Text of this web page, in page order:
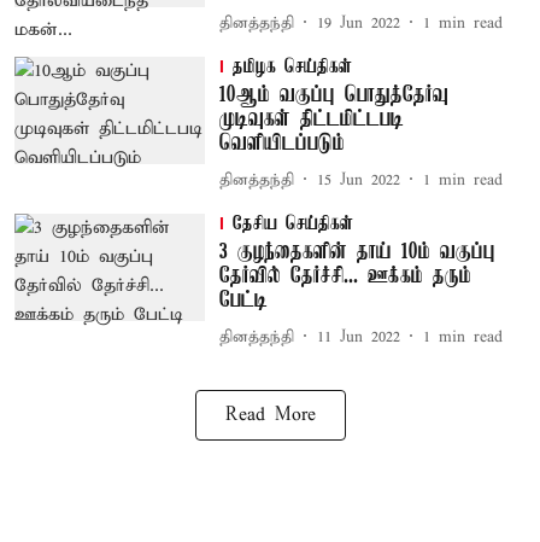
தினத்தந்தி 19 Jun 2022 1 min read
தமிழக செய்திகள்
10ஆம் வகுப்பு பொதுத்தேர்வு
முடிவுகள் திட்டமிட்டபடி
வெளியிடப்படும்
தினத்தந்தி 15 Jun 2022 1 min read
தேசிய செய்திகள்
3 குழந்தைகளின் தாய் 10ம் வகுப்பு
தேர்வில் தேர்ச்சி... ஊக்கம் தரும்
பேட்டி
தினத்தந்தி 11 Jun 2022 1 min read
Read More